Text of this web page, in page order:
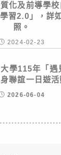
化及前導學
習2.0」，詳
照。
2024-02-23
學115年「遇
聯誼一日遊活
2026-06-04